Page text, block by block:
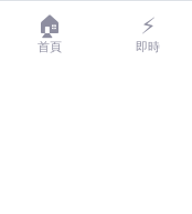
LIFE
LIFE 生活網是台灣領先的
🏠
首頁
⚡
即時